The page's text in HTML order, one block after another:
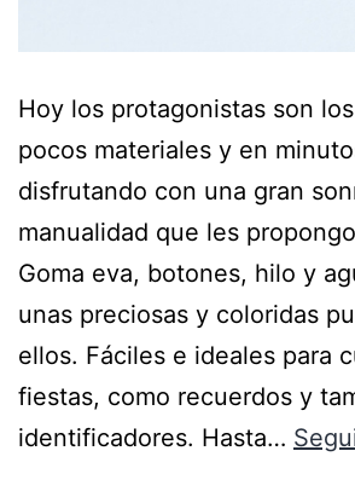
Hoy los protagonistas son
pocos materiales y en
disfrutando con una gran
manualidad que les
Goma eva, botones, hilo y
unas preciosas y coloridas
ellos. Fáciles e ideales para
fiestas, como recuerdos y
identificadores. Hasta…